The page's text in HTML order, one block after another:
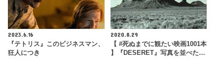
2023.6.16
『テトリス』このビジネスマン、
狂人につき
2020.8.29
【 #死ぬまでに観たい映画1001本
】『DESERET』写真を並べた…